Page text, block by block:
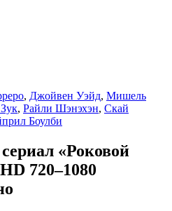
, Джойвен Уэйд, Мишель
, Райли Шэнэхэн, Скай
Боулби
«Роковой
720–1080